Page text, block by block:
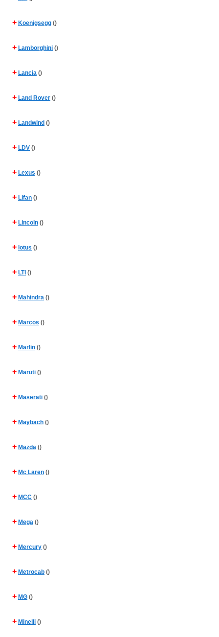
+ Koenigsegg ()
+ Lamborghini ()
+ Lancia ()
+ Land Rover ()
+ Landwind ()
+ LDV ()
+ Lexus ()
+ Lifan ()
+ Lincoln ()
+ lotus ()
+ LTI ()
+ Mahindra ()
+ Marcos ()
+ Marlin ()
+ Maruti ()
+ Maserati ()
+ Maybach ()
+ Mazda ()
+ Mc Laren ()
+ MCC ()
+ Mega ()
+ Mercury ()
+ Metrocab ()
+ MG ()
+ Minelli ()